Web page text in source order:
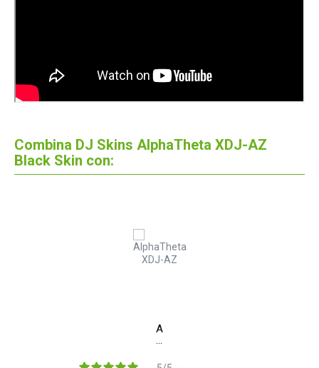
Combina DJ Skins AlphaTheta XDJ-AZ
Black Skin con:
AlphaTheta
XDJ-